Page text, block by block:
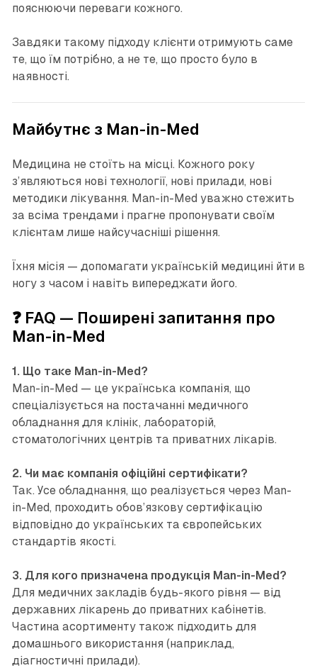
пояснюючи переваги кожного.
Завдяки такому підходу клієнти отримують саме
те, що їм потрібно, а не те, що просто було в
наявності.
Майбутнє з Man-in-Med
Медицина не стоїть на місці. Кожного року
з’являються нові технології, нові прилади, нові
методики лікування. Man-in-Med уважно стежить
за всіма трендами і прагне пропонувати своїм
клієнтам лише найсучасніші рішення.
Їхня місія — допомагати українській медицині йти в
ногу з часом і навіть випереджати його.
❓ FAQ — Поширені запитання про
Man-in-Med
1. Що таке Man-in-Med?
Man-in-Med — це українська компанія, що
спеціалізується на постачанні медичного
обладнання для клінік, лабораторій,
стоматологічних центрів та приватних лікарів.
2. Чи має компанія офіційні сертифікати?
Так. Усе обладнання, що реалізується через Man-
in-Med, проходить обов’язкову сертифікацію
відповідно до українських та європейських
стандартів якості.
3. Для кого призначена продукція Man-in-Med?
Для медичних закладів будь-якого рівня — від
державних лікарень до приватних кабінетів.
Частина асортименту також підходить для
домашнього використання (наприклад,
діагностичні прилади).